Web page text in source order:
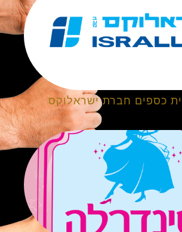
כספים חברת ישראלוקס